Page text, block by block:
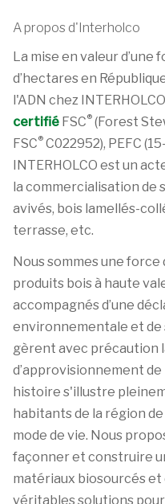
A propos d'Interholco
La mise en valeur d’une
d’hectares en
l'ADN chez
certifié FSC® (Forest
FSC® C022952), PEFC
INTERHOLCO est un
la commercialisation de
avivés, bois lamellés-
terrasse, etc.
Nous sommes une
produits bois à haute
accompagnés d’une
environnementale et de
gèrent avec précaution
d’approvisionnement
histoire s'illustre
habitants de la région
mode de vie. Nous
façonner et construire
matériaux biosourcés et
véritables solutions